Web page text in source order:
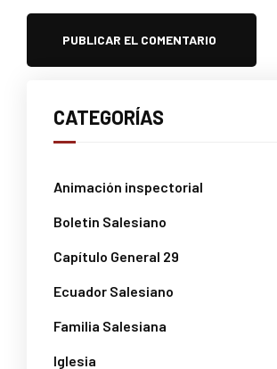
CATEGORÍAS
Animación inspectorial
Boletin Salesiano
Capítulo General 29
Ecuador Salesiano
Familia Salesiana
Iglesia